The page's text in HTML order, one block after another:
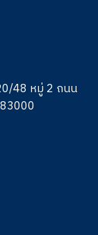
48 หมู่ 2 ถนน